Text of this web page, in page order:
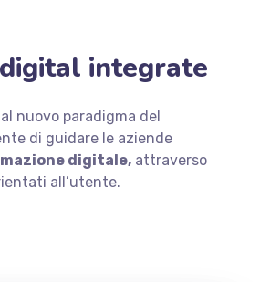
integrate
nuovo paradigma del
di guidare le aziende
digitale, attraverso
all’utente.